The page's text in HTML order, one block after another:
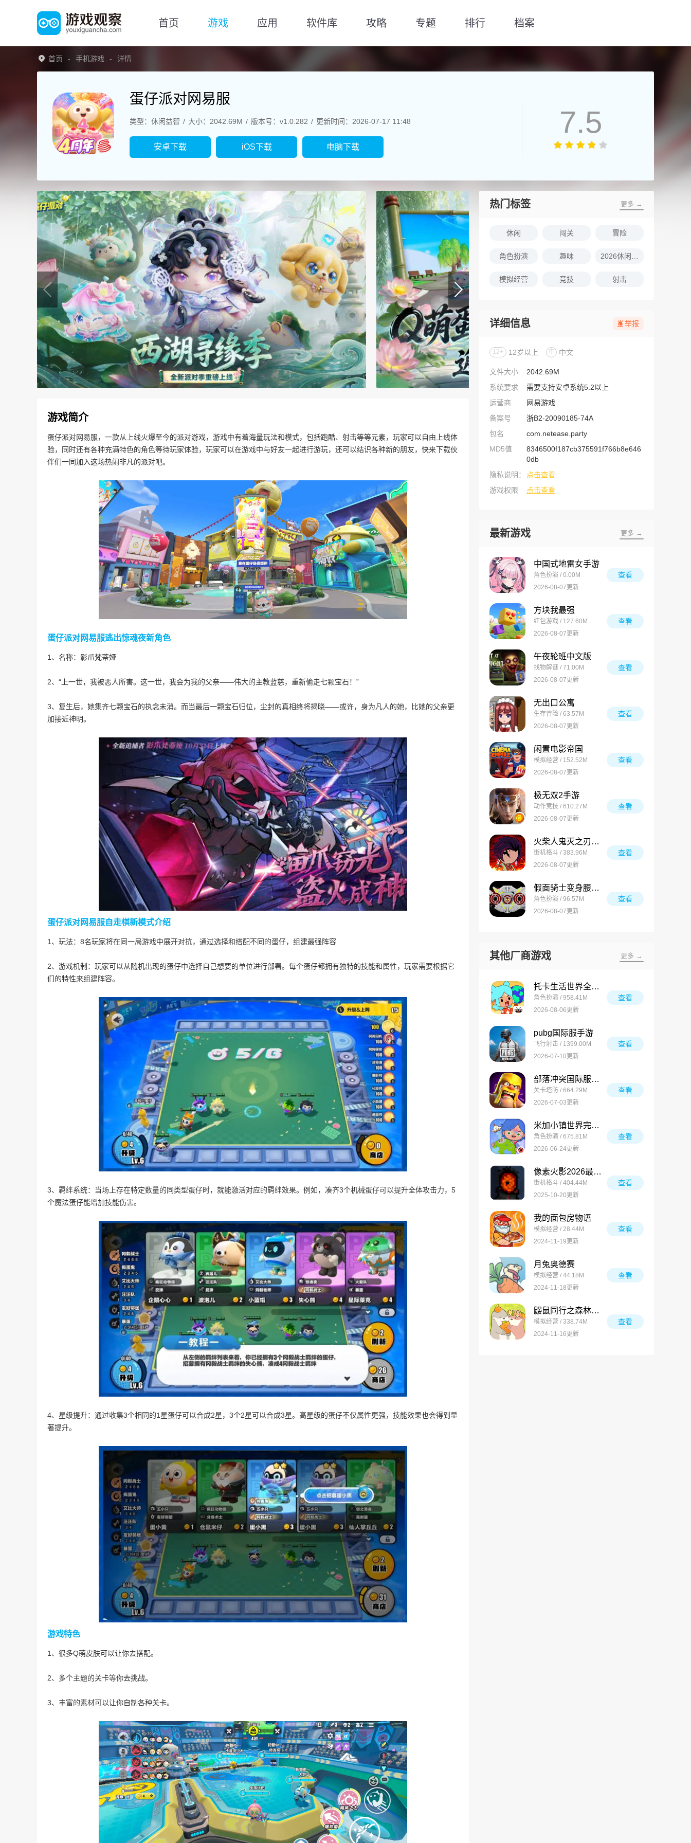
首页 游戏 应用 软件库 攻略 专题 排行 档案
首页 手机游戏 详情
蛋仔派对网易服
类型：休闲益智 大小：2042.69M 版本号：v1.0.282 更新时间：2026-07-17 11:48
安卓下载 iOS下载 电脑下载
7.5
游戏简介
蛋仔派对网易服，一款从上线火爆至今的派对游戏，游戏中有着海量玩法和模式，包括跑酷、射击等等元素，玩家可以自由上线体
验，同时还有各种充满特色的角色等待玩家体验，玩家可以在游戏中与好友一起进行游玩，还可以结识各种新的朋友，快来下载伙
伴们一同加入这场热闹非凡的派对吧。
蛋仔派对网易服逃出惊魂夜新角色
1、名称：影爪梵蒂娅
2、“上一世，我被恶人所害。这一世，我会为我的父亲——伟大的主教蓝慈，重新偷走七颗宝石！”
3、复生后，她集齐七颗宝石的执念未消。而当最后一颗宝石归位，尘封的真相终将揭晓——或许，身为凡人的她，比她的父亲更
加接近神明。
蛋仔派对网易服自走棋新模式介绍
1、玩法：8名玩家将在同一局游戏中展开对抗，通过选择和搭配不同的蛋仔，组建最强阵容
2、游戏机制：玩家可以从随机出现的蛋仔中选择自己想要的单位进行部署。每个蛋仔都拥有独特的技能和属性，玩家需要根据它
们的特性来组建阵容。
3、羁绊系统：当场上存在特定数量的同类型蛋仔时，就能激活对应的羁绊效果。例如，凑齐3个机械蛋仔可以提升全体攻击力，5
个魔法蛋仔能增加技能伤害。
4、星级提升：通过收集3个相同的1星蛋仔可以合成2星，3个2星可以合成3星。高星级的蛋仔不仅属性更强，技能效果也会得到显
著提升。
游戏特色
1、很多Q萌皮肤可以让你去搭配。
2、多个主题的关卡等你去挑战。
3、丰富的素材可以让你自制各种关卡。
热门标签 更多 →
休闲 闯关 冒险
角色扮演 趣味
模拟经营 竞技 射击
详细信息 举报
12+ 12岁以上 中 中文
文件大小
2042.69M
系统要求
需要支持安卓系统5.2以上
运营商
网易游戏
备案号
浙B2-20090185-74A
包名
com.netease.party
MD5值
8346500f187cb375591f766b8e646
0db
隐私说明：
点击查看
游戏权限
点击查看
最新游戏 更多 →
中国式地雷女手游
角色扮演 / 0.00M
2026-08-07更新
查看
方块我最强
红包游戏 / 127.60M
2026-08-07更新
查看
午夜轮班中文版
找物解谜 / 71.00M
2026-08-07更新
查看
无出口公寓
生存冒险 / 63.57M
2026-08-07更新
查看
闲置电影帝国
模拟经营 / 152.52M
2026-08-07更新
查看
极无双2手游
动作竞技 / 610.27M
2026-08-07更新
查看
火柴人鬼灭之刃游戏
街机格斗 / 383.96M
2026-08-07更新
查看
假面骑士变身腰带模拟器合集
角色扮演 / 96.57M
2026-08-07更新
查看
其他厂商游戏 更多 →
托卡生活世界全解锁版
角色扮演 / 958.41M
2026-08-06更新
查看
pubg国际服手游
飞行射击 / 1399.00M
2026-07-10更新
查看
部落冲突国际服最新版
关卡塔防 / 664.29M
2026-07-03更新
查看
米加小镇世界完整版
角色扮演 / 675.81M
2026-06-24更新
查看
像素火影2026最新版
街机格斗 / 404.44M
2025-10-20更新
查看
我的面包房物语
模拟经营 / 28.44M
2024-11-19更新
查看
月兔奥德赛
模拟经营 / 44.18M
2024-11-18更新
查看
鼹鼠同行之森林之家万圣节版
模拟经营 / 338.74M
2024-11-16更新
查看